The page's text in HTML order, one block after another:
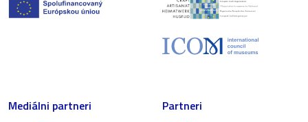
Mediálni partneri Partneri